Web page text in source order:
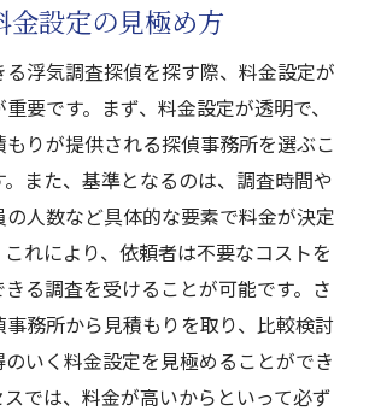
金設定の見極め方
浮気調査探偵を探す際、料金設定が
要です。まず、料金設定が透明で、
りが提供される探偵事務所を選ぶこ
。また、基準となるのは、調査時間や
人数など具体的な要素で料金が決定
れにより、依頼者は不要なコストを
る調査を受けることが可能です。さ
事務所から見積もりを取り、比較検討
いく料金設定を見極めることができ
では、料金が高いからといって必ず